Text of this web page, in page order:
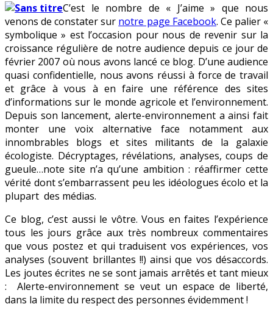
C’est le nombre de « J’aime » que nous
venons de constater sur notre page Facebook. Ce palier «
symbolique » est l’occasion pour nous de revenir sur la
croissance régulière de notre audience depuis ce jour de
février 2007 où nous avons lancé ce blog. D’une audience
quasi confidentielle, nous avons réussi à force de travail
et grâce à vous à en faire une référence des sites
d’informations sur le monde agricole et l’environnement.
Depuis son lancement, alerte-environnement a ainsi fait
monter une voix alternative face notamment aux
innombrables blogs et sites militants de la galaxie
écologiste. Décryptages, révélations, analyses, coups de
gueule…note site n’a qu’une ambition : réaffirmer cette
vérité dont s’embarrassent peu les idéologues écolo et la
plupart des médias.
Ce blog, c’est aussi le vôtre. Vous en faites l’expérience
tous les jours grâce aux très nombreux commentaires
que vous postez et qui traduisent vos expériences, vos
analyses (souvent brillantes !!) ainsi que vos désaccords.
Les joutes écrites ne se sont jamais arrêtés et tant mieux
: Alerte-environnement se veut un espace de liberté,
dans la limite du respect des personnes évidemment !